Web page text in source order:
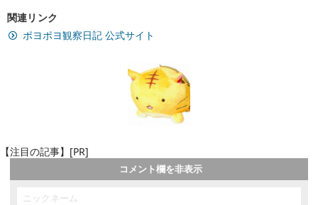
関連リンク
ポヨポヨ観察日記 公式サイト
【注目の記事】[PR]
コメント欄を非表示